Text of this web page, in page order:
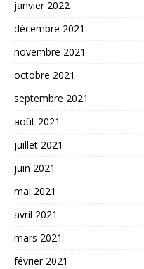
janvier 2022
décembre 2021
novembre 2021
octobre 2021
septembre 2021
août 2021
juillet 2021
juin 2021
mai 2021
avril 2021
mars 2021
février 2021